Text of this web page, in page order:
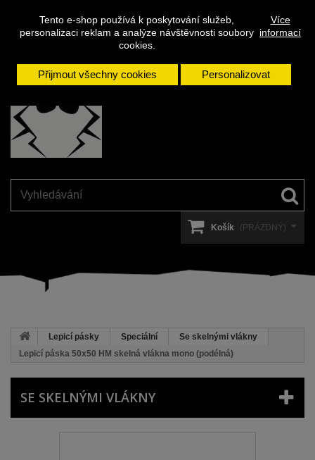
Tento e-shop používá k poskytování služeb,
personalizaci reklam a analýze návštěvnosti soubory
cookies.
Více
informací
Přijmout všechny cookies Personalizovat
Kontakt
Přihlásit se
Napište
nám
Košík (PRÁZDNÝ)
Lepicí pásky Speciální
Se skelnými vlákny
Lepicí páska 50x50 HM skelná vlákna mono (podélná)
SE SKELNÝMI VLÁKNY